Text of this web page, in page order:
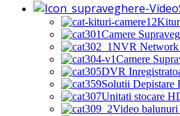
Camere
NVR Network
Camere
DVR
Solutii Depistare
Unitati stocare
Video